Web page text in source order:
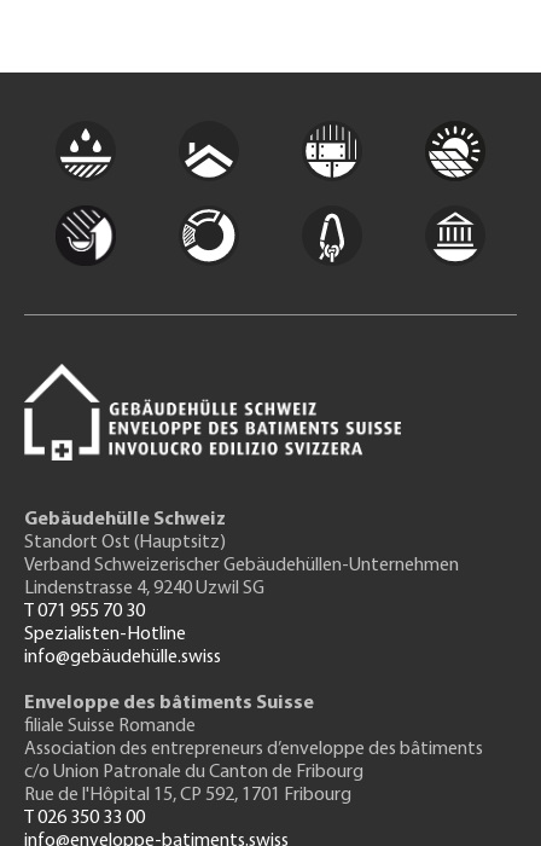
Gebäudehülle Schweiz
Standort Ost (Hauptsitz)
Verband Schweizerischer Gebäudehüllen-Unternehmen
Lindenstrasse 4, 9240 Uzwil SG
T 071 955 70 30
Spezialisten-Hotline
info@gebäudehülle.swiss
Enveloppe des bâtiments Suisse
filiale Suisse Romande
Association des entrepreneurs d’enveloppe des bâtiments
c/o Union Patronale du Canton de Fribourg
Rue de l'Hôpital 15, CP 592, 1701 Fribourg
T 026 350 33 00
info@enveloppe-batiments.swiss